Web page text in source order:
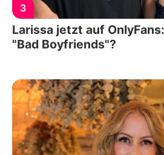
3
Larissa jetzt auf
"Bad Boyfriends"?